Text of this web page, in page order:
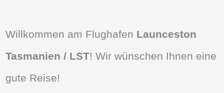
Willkommen am Flughafen Launceston
Tasmanien / LST! Wir wünschen Ihnen eine
gute Reise!